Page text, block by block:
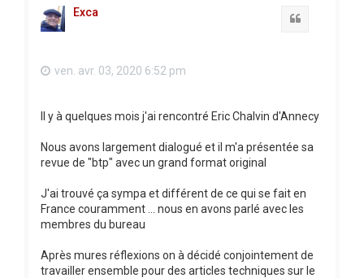
Exca
ven. avr. 03, 2020 6:52 pm
Il y à quelques mois j'ai rencontré Eric Chalvin d'Annecy
Nous avons largement dialogué et il m'a présentée sa
revue de "btp" avec un grand format original
J'ai trouvé ça sympa et différent de ce qui se fait en
France couramment ... nous en avons parlé avec les
membres du bureau
Après mures réflexions on à décidé conjointement de
travailler ensemble pour des articles techniques sur le